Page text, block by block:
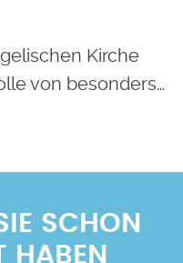
Kirche
von besonders…
SCHON
HABEN